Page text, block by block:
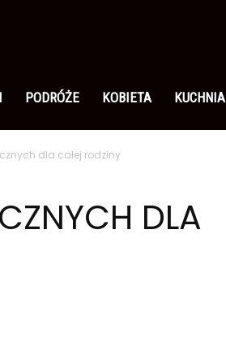
PODRÓŻE KOBIETA KUCHNIA
dla całej rodziny
DLA